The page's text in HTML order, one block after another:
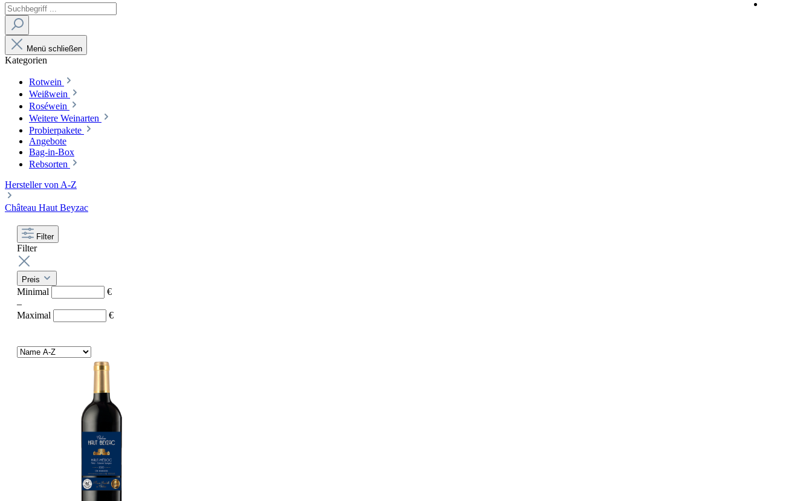
Menü schließen
Kategorien
Rotwein
Weißwein
Roséwein
Weitere Weinarten
Probierpakete
Angebote
Bag-in-Box
Rebsorten
Hersteller von A-Z
Château Haut Beyzac
Filter
Filter
Preis
Minimal
€
–
Maximal
€